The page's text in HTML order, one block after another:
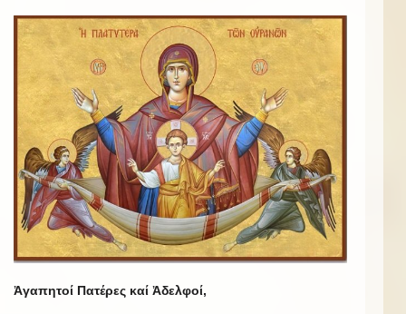
Ἀγαπητοί Πατέρες καί Ἀδελφοί,